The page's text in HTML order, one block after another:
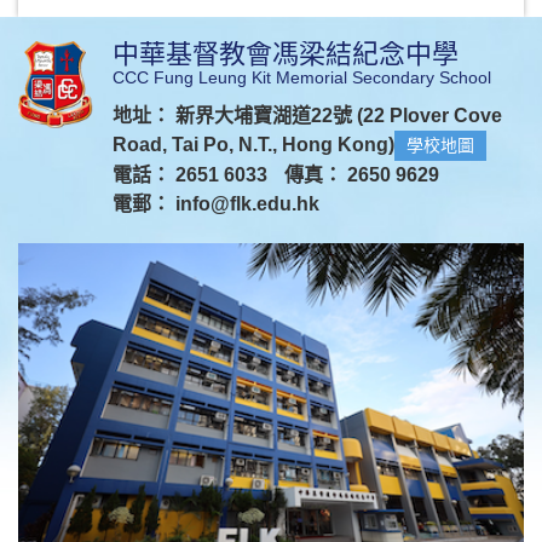
中華基督教會馮梁結紀念中學
CCC Fung Leung Kit Memorial Secondary School
地址： 新界大埔寶湖道22號 (22 Plover Cove
Road, Tai Po, N.T., Hong Kong)
學校地圖
電話： 2651 6033
傳真： 2650 9629
電郵： info@flk.edu.hk